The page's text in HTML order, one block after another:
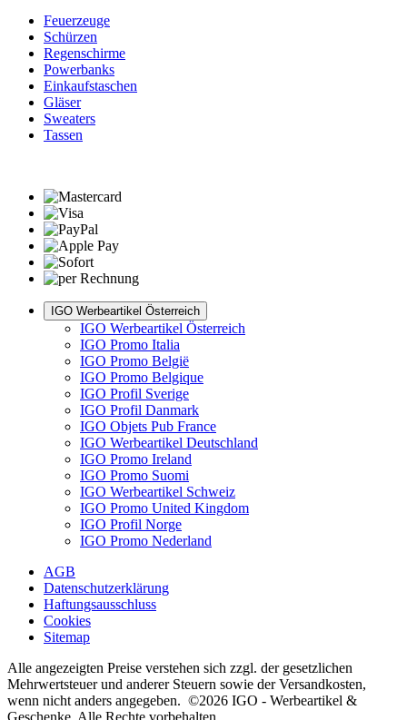
Feuerzeuge
Schürzen
Regenschirme
Powerbanks
Einkaufstaschen
Gläser
Sweaters
Tassen
IGO Werbeartikel Österreich
IGO Werbeartikel Österreich
IGO Promo Italia
IGO Promo België
IGO Promo Belgique
IGO Profil Sverige
IGO Profil Danmark
IGO Objets Pub France
IGO Werbeartikel Deutschland
IGO Promo Ireland
IGO Promo Suomi
IGO Werbeartikel Schweiz
IGO Promo United Kingdom
IGO Profil Norge
IGO Promo Nederland
AGB
Datenschutzerklärung
Haftungsausschluss
Cookies
Sitemap
Alle angezeigten Preise verstehen sich zzgl. der gesetzlichen
Mehrwertsteuer und anderer Steuern sowie der Versandkosten,
wenn nicht anders angegeben. ©2026 IGO - Werbeartikel &
Geschenke. Alle Rechte vorbehalten.